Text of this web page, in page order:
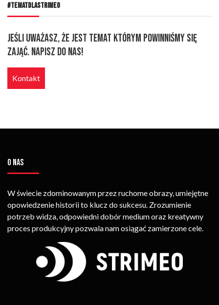
#TEMATDLASTRIMEO
Jeśli uważasz, że jest temat którym powinniśmy się
zająć. Napisz do nas!
Kontakt
O NAS
W świecie zdominowanym przez ruchome obrazy, umiejętne
opowiedzenie historii to klucz do sukcesu. Zrozumienie
potrzeb widza, odpowiedni dobór medium oraz kreatywny
proces produkcyjny pozwala nam osiągać zamierzone cele.